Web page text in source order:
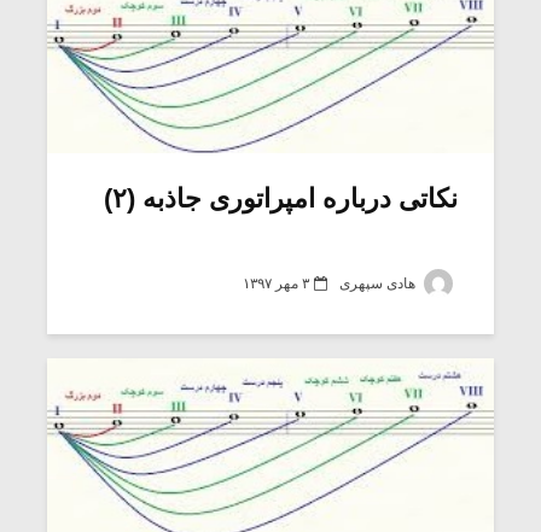
نکاتی درباره امپراتوری جاذبه (۲)
هادی سپهری ۳ مهر ۱۳۹۷